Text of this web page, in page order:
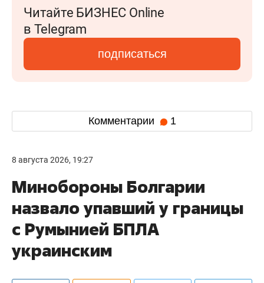
Читайте БИЗНЕС Online
в Telegram
подписаться
Комментарии 1
8 августа 2026, 19:27
Минобороны Болгарии
назвало упавший у границы
с Румынией БПЛА
украинским